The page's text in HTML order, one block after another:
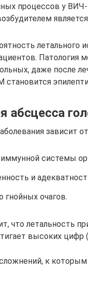
процессов у
летального
Патология
даже после
становится
абсцесса
зависит
системы
и
гнойных очагов.
что летальность
высоких цифр
к